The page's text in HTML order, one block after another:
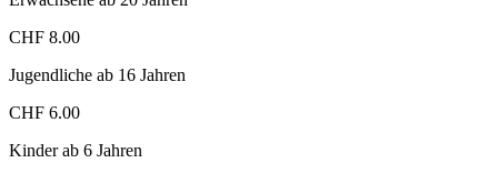
CHF 8.00
Jugendliche ab 16 Jahren
CHF 6.00
Kinder ab 6 Jahren